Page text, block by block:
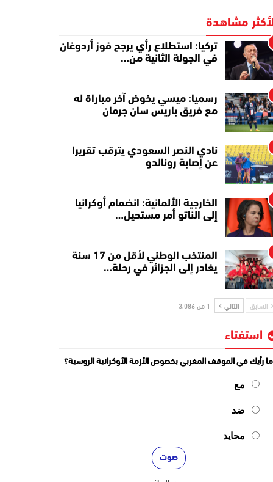
مشاهدة
تركيا: استطلاع رأي يرجح فوز أردوغان
في الجولة الثانية من…
رسميا: ميسي يخوض آخر مباراة له
مع فريق باريس سان جرمان
نادي النصر السعودي يترقب تقريرا
عن إصابة رونالدو
الخارجية الألمانية: انضمام أوكرانيا
إلى الناتو أمر مستحيل…
المنتخب الوطني لأقل من 17 سنة
يغادر إلى الجزائر في رحلة…
السابق التالي 1 من 3٬086
استفتاء
ما رأيك في الموقف المغربي بخصوص الأزمة الأوكرانية الروسية؟
مع
ضد
محايد